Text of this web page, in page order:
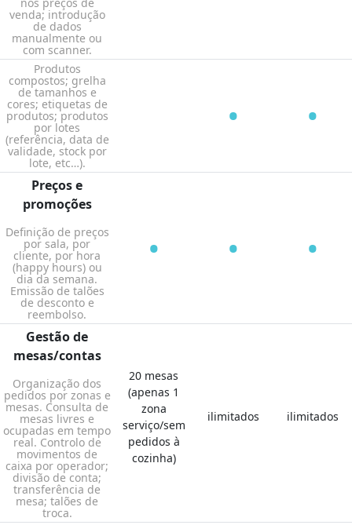
venda; introdução
de dados
manualmente ou
com scanner.
Produtos
compostos; grelha
de tamanhos e
cores; etiquetas de
produtos; produtos
por lotes
(referência, data de
validade, stock por
lote, etc…).
• •
Preços e
promoções
Definição de preços
por sala, por
cliente, por hora
(happy hours) ou
dia da semana.
Emissão de talões
de desconto e
reembolso.
• • •
Gestão de
mesas/contas
Organização dos
pedidos por zonas e
mesas. Consulta de
mesas livres e
ocupadas em tempo
real. Controlo de
movimentos de
caixa por operador;
divisão de conta;
transferência de
mesa; talões de
troca.
20 mesas
(apenas 1
zona
serviço/sem
pedidos à
cozinha)
ilimitados ilimitados